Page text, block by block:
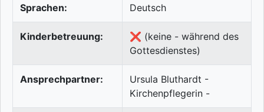
Sprachen: Deutsch
Kinderbetreuung:
❌ (keine - während des
Gottesdienstes)
Ansprechpartner:
Ursula Bluthardt -
Kirchenpflegerin -